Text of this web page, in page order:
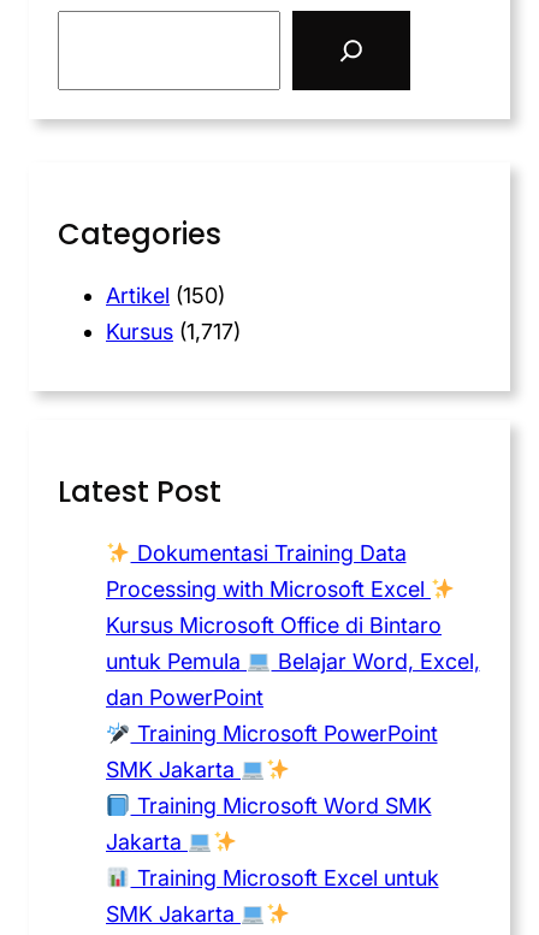
Categories
Artikel (150)
Kursus (1,717)
Latest Post
Dokumentasi Training Data
Processing with Microsoft Excel
Kursus Microsoft Office di Bintaro
untuk Pemula
Belajar Word, Excel,
dan PowerPoint
Training Microsoft PowerPoint
SMK Jakarta
Training Microsoft Word SMK
Jakarta
Training Microsoft Excel untuk
SMK Jakarta